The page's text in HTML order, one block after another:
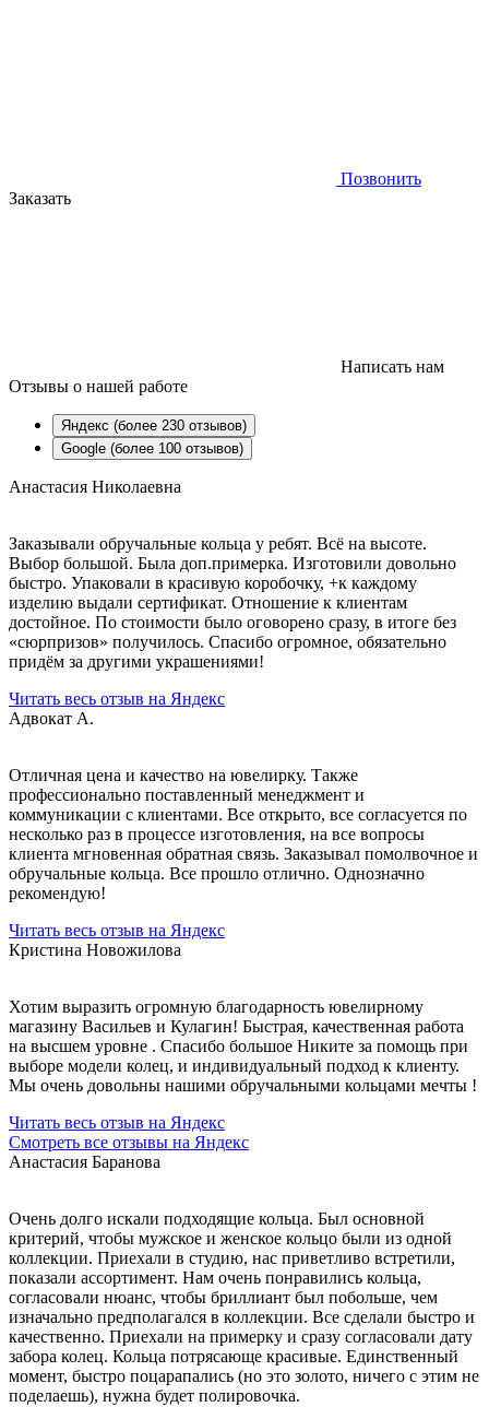
Позвонить
Заказать
Написать нам
Отзывы о нашей работе
Яндекс (более 230 отзывов)
Google (более 100 отзывов)
Анастасия Николаевна
Заказывали обручальные кольца у ребят. Всё на высоте.
Выбор большой. Была доп.примерка. Изготовили довольно
быстро. Упаковали в красивую коробочку, +к каждому
изделию выдали сертификат. Отношение к клиентам
достойное. По стоимости было оговорено сразу, в итоге без
«сюрпризов» получилось. Спасибо огромное, обязательно
придём за другими украшениями!
Читать весь отзыв на Яндекс
Адвокат А.
Отличная цена и качество на ювелирку. Также
профессионально поставленный менеджмент и
коммуникации с клиентами. Все открыто, все согласуется по
несколько раз в процессе изготовления, на все вопросы
клиента мгновенная обратная связь. Заказывал помолвочное и
обручальные кольца. Все прошло отлично. Однозначно
рекомендую!
Читать весь отзыв на Яндекс
Кристина Новожилова
Хотим выразить огромную благодарность ювелирному
магазину Васильев и Кулагин! Быстрая, качественная работа
на высшем уровне . Спасибо большое Никите за помощь при
выборе модели колец, и индивидуальный подход к клиенту.
Мы очень довольны нашими обручальными кольцами мечты !
Читать весь отзыв на Яндекс
Смотреть все отзывы на Яндекс
Анастасия Баранова
Очень долго искали подходящие кольца. Был основной
критерий, чтобы мужское и женское кольцо были из одной
коллекции. Приехали в студию, нас приветливо встретили,
показали ассортимент. Нам очень понравились кольца,
согласовали нюанс, чтобы бриллиант был побольше, чем
изначально предполагался в коллекции. Все сделали быстро и
качественно. Приехали на примерку и сразу согласовали дату
забора колец. Кольца потрясающе красивые. Единственный
момент, быстро поцарапались (но это золото, ничего с этим не
поделаешь), нужна будет полировочка.